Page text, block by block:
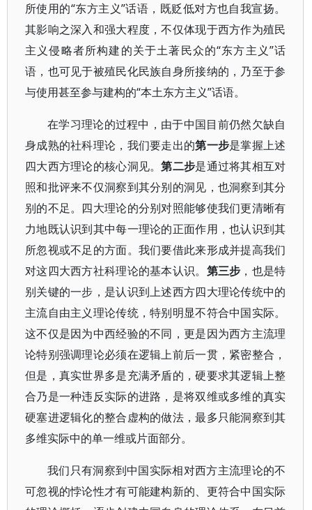
所使用的“东方主义”话语，既贬低对方也自我宣扬。
其影响之深入和强大程度，不仅体现于西方作为殖民
主义侵略者所构建的关于土著民众的“东方主义”话
语，也可见于被殖民化民族自身所接纳的，乃至于参
与使用甚至参与建构的“本土东方主义”话语。
在学习理论的过程中，由于中国目前仍然欠缺自
身成熟的社科理论，我们要走出的第一步是掌握上述
四大西方理论的核心洞见。第二步是通过将其相互对
照和批评来不仅洞察到其分别的洞见，也洞察到其分
别的不足。四大理论的分别对照能够使我们更清晰有
力地既认识到其中每一理论的正面作用，也认识到其
所忽视或不足的方面。我们要借此来形成并提高我们
对这四大西方社科理论的基本认识。 第三步 ，也是特
别关键的一步，是认识到上述西方四大理论传统中的
主流自由主义理论传统，特别明显不符合中国实际。
这不仅是因为中西经验的不同，更是因为西方主流理
论特别强调理论必须在逻辑上前后一贯，紧密整合，
但是，真实世界多是充满矛盾的，硬要求其逻辑上整
合乃是一种违反实际的进路，是将双维或多维的真实
硬塞进逻辑化的整合虚构的做法，最多只能洞察到其
多维实际中的单一维或片面部分。
我们只有洞察到中国实际相对西方主流理论的不
可忽视的悖论性才有可能建构新的、更符合中国实际